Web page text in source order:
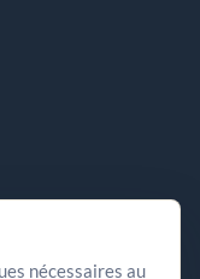
nécessaires au